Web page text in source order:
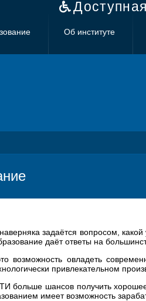
Об институте
задаётся вопросом,
даёт ответы на
возможность овладеть
привлекательном
больше шансов получить
имеет возможность